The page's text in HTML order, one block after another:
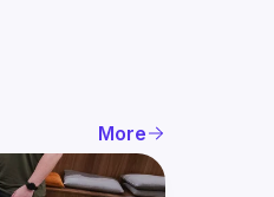
More